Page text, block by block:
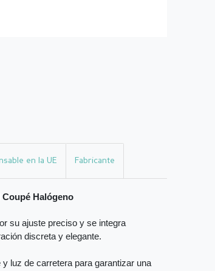
en la UE Fabricante
Halógeno
su ajuste preciso y se integra
discreta y elegante.
luz de carretera para garantizar una